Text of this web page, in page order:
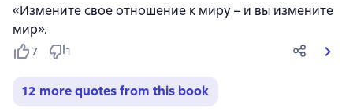
«Измените свое отношение к миру – и вы измените
мир».
7 1
12 more quotes from this book